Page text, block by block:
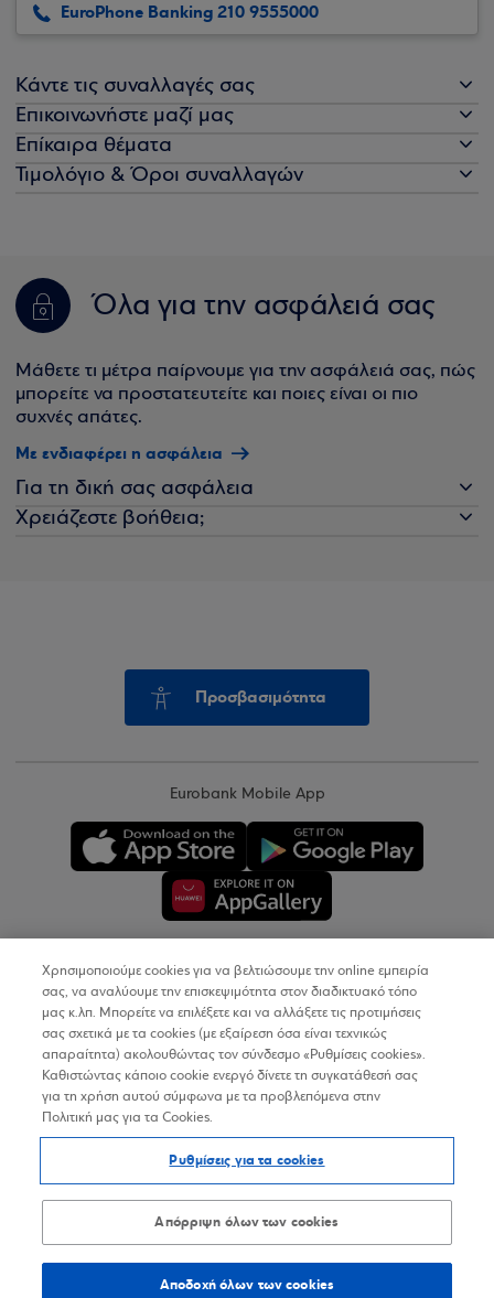
EuroPhone Banking 210 9555000
Κάντε τις συναλλαγές σας
Επικοινωνήστε μαζί μας
Επίκαιρα θέματα
Τιμολόγιο & Όροι συναλλαγών
Όλα για την ασφάλειά σας
Μάθετε τι μέτρα παίρνουμε για την ασφάλειά σας, πώς
μπορείτε να προστατευτείτε και ποιες είναι οι πιο
συχνές απάτες.
Με ενδιαφέρει η ασφάλεια
Για τη δική σας ασφάλεια
Χρειάζεστε βοήθεια;
Προσβασιμότητα
Eurobank Mobile App
Copyright © 2026
Όροι Χρήσης
Προσωπικά Δεδομένα στον Διαδικτυακό Τόπο
Δήλωση Προσβασιμότητας
Sitemap
Χρησιμοποιούμε cookies για να βελτιώσουμε την online εμπειρία
σας, να αναλύουμε την επισκεψιμότητα στον διαδικτυακό τόπο
μας κ.λπ. Μπορείτε να επιλέξετε και να αλλάξετε τις προτιμήσεις
σας σχετικά με τα cookies (με εξαίρεση όσα είναι τεχνικώς
απαραίτητα) ακολουθώντας τον σύνδεσμο «Ρυθμίσεις cookies».
Καθιστώντας κάποιο cookie ενεργό δίνετε τη συγκατάθεσή σας
για τη χρήση αυτού σύμφωνα με τα προβλεπόμενα στην
Πολιτική μας για τα Cookies.
Ρυθμίσεις για τα cookies
Απόρριψη όλων των cookies
Αποδοχή όλων των cookies